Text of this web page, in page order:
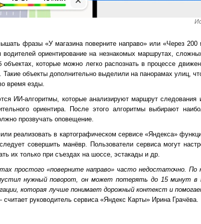
фразы «У магазина поверните направо» или «Через 200
ориентирование на незнакомых маршрутах,
которые можно легко распознать в процессе
Такие объекты дополнительно выделили на панорамах улиц,
время езды.
ИИ-алгоритмы, которые анализируют маршрут следования
ориентира. После этого алгоритмы выбирают
прозвучать оповещение.
реализовать в картографическом сервисе «Яндекса»
совершить манёвр. Пользователи сервиса могут
их только при съездах на шоссе, эстакады и др.
простого «поверните направо» часто недостаточно.
нужный поворот, он может потерять до 15 минут в
которая лучше понимает дорожный контекст и
руководитель сервиса «Яндекс Карты» Ирина Грачёва.